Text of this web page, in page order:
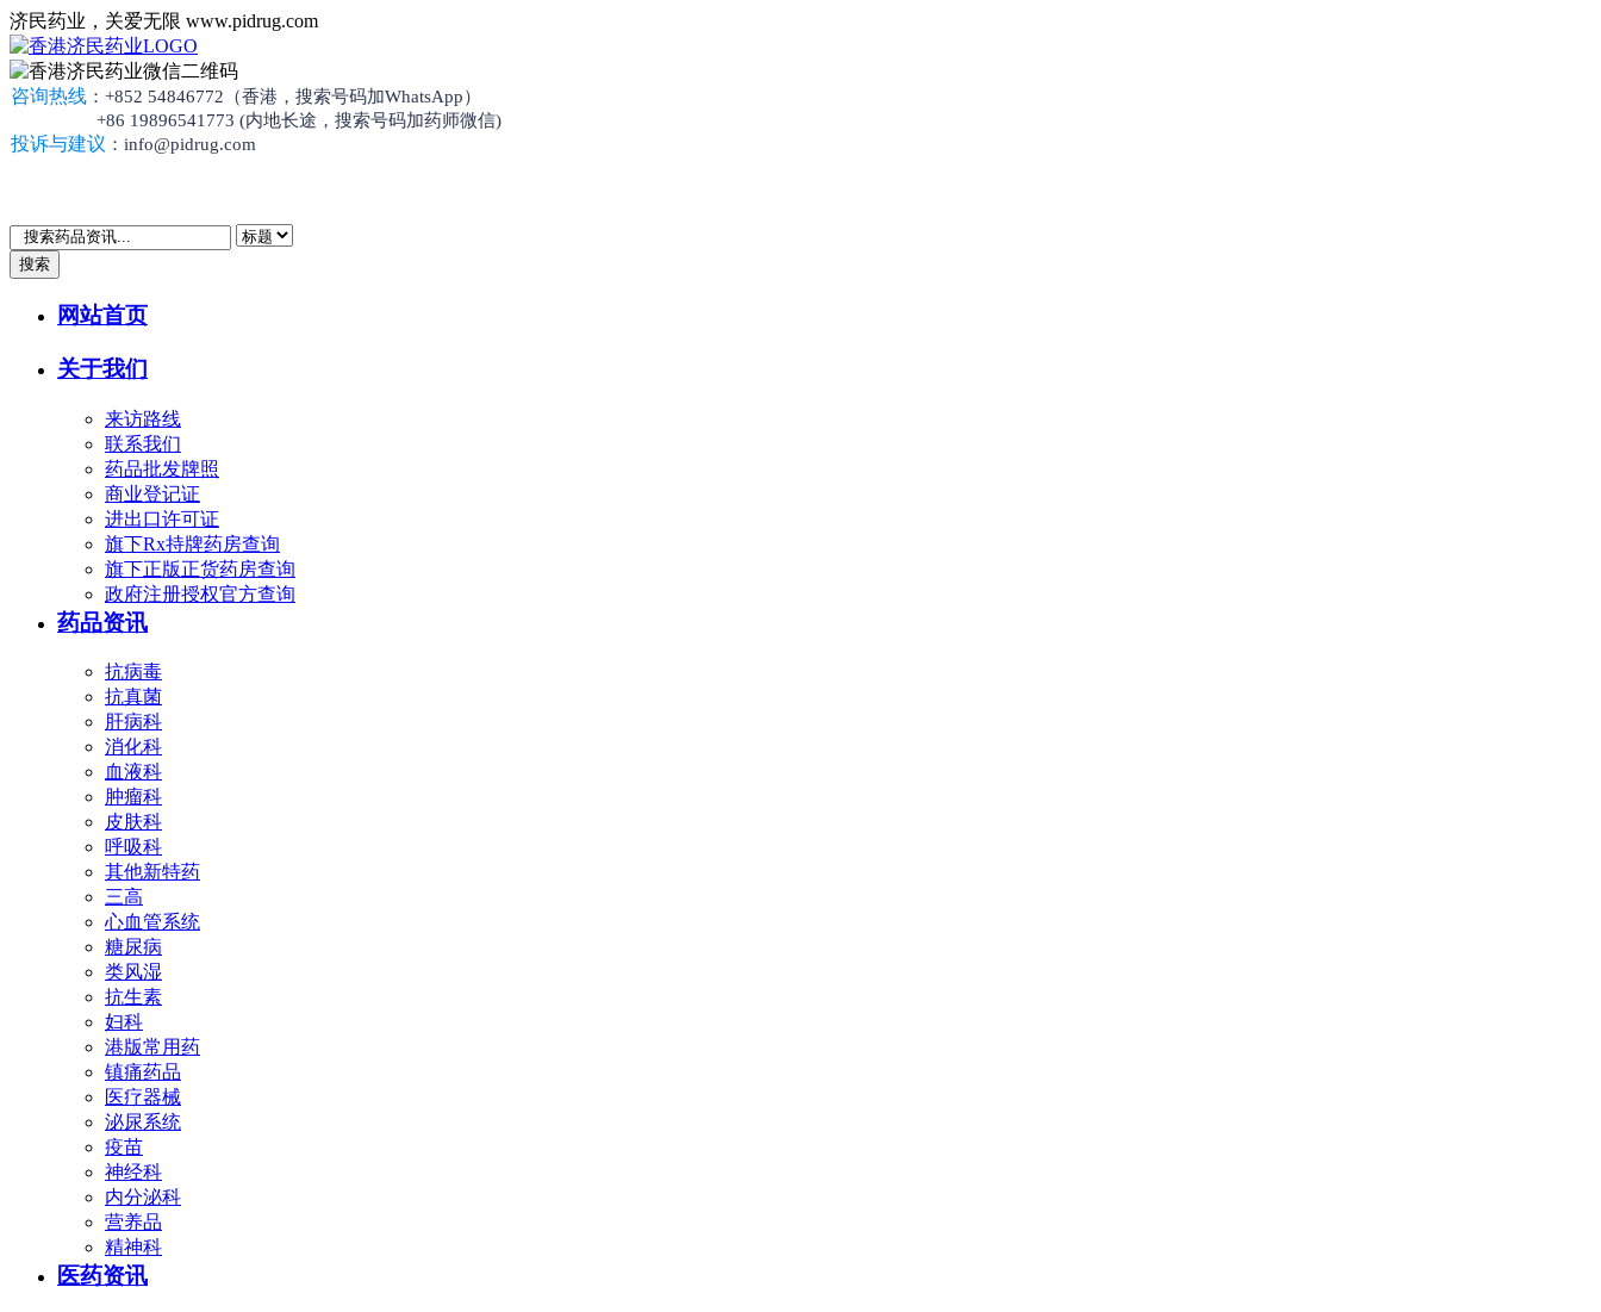
济民药业，关爱无限 www.pidrug.com
咨询热线 ：+852 54846772（香港，搜索号码加WhatsApp）
+86 19896541773 (内地长途，搜索号码加药师微信)
投诉与建议 ：info@pidrug.com
搜索
网站首页
关于我们
来访路线
联系我们
药品批发牌照
商业登记证
进出口许可证
旗下Rx持牌药房查询
旗下正版正货药房查询
政府注册授权官方查询
药品资讯
抗病毒
抗真菌
肝病科
消化科
血液科
肿瘤科
皮肤科
呼吸科
其他新特药
三高
心血管系统
糖尿病
类风湿
抗生素
妇科
港版常用药
镇痛药品
医疗器械
泌尿系统
疫苗
神经科
内分泌科
营养品
精神科
医药资讯